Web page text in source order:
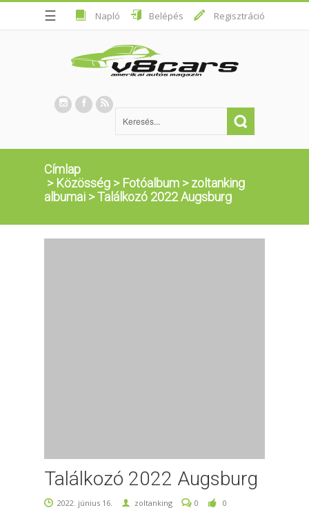
☰ Napló Belépés Regisztráció
Címlap
> Közösség > Fotóalbum >zoltanking
albumai >Találkozó 2022 Augsburg
Találkozó 2022 Augsburg
2022. június 16. zoltanking 0 0